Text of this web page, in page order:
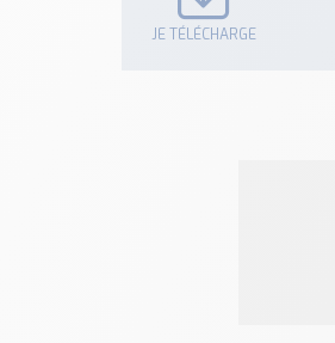
JE TÉLÉCHARGE